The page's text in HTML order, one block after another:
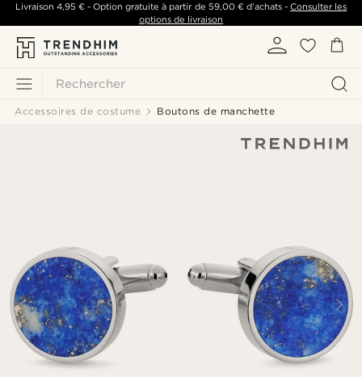
Rechercher
Livraison 4,95 €- Option gratuite à partir de 59,00 €d'achats -Consulter les
options de livraison
Accessoires de costume Boutons de manchette